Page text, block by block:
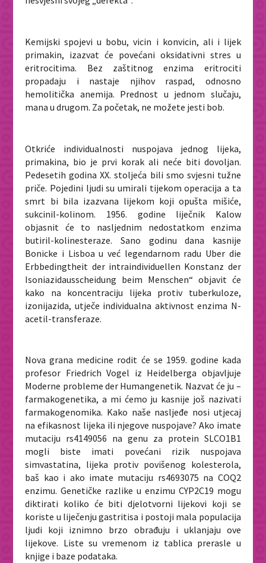
Kemijski spojevi u bobu, vicin i konvicin, ali i lijek
primakin, izazvat će povećani oksidativni stres u
eritrocitima. Bez zaštitnog enzima eritrociti
propadaju i nastaje njihov raspad, odnosno
hemolitička anemija. Prednost u jednom slučaju,
mana u drugom. Za početak, ne možete jesti bob.
Otkriće individualnosti nuspojava jednog lijeka,
primakina, bio je prvi korak ali neće biti dovoljan.
Pedesetih godina XX. stoljeća bili smo svjesni tužne
priče. Pojedini ljudi su umirali tijekom operacija a ta
smrt bi bila izazvana lijekom koji opušta mišiće,
sukcinil-kolinom. 1956. godine liječnik Kalow
objasnit će to nasljednim nedostatkom enzima
butiril-kolinesteraze. Sano godinu dana kasnije
Bonicke i Lisboa u već legendarnom radu Uber die
Erbbedingtheit der intraindividuellen Konstanz der
Isoniazidausscheidung beim Menschen“ objavit će
kako na koncentraciju lijeka protiv tuberkuloze,
izonijazida, utječe individualna aktivnost enzima N-
acetil-transferaze.
Nova grana medicine rodit će se 1959. godine kada
profesor Friedrich Vogel iz Heidelberga objavljuje
Moderne probleme der Humangenetik. Nazvat će ju –
farmakogenetika, a mi ćemo ju kasnije još nazivati
farmakogenomika. Kako naše nasljeđe nosi utjecaj
na efikasnost lijeka ili njegove nuspojave? Ako imate
mutaciju rs4149056 na genu za protein SLCO1B1
mogli biste imati povećani rizik nuspojava
simvastatina, lijeka protiv povišenog kolesterola,
baš kao i ako imate mutaciju rs4693075 na COQ2
enzimu. Genetičke razlike u enzimu CYP2C19 mogu
diktirati koliko će biti djelotvorni lijekovi koji se
koriste u liječenju gastritisa i postoji mala populacija
ljudi koji iznimno brzo obrađuju i uklanjaju ove
lijekove. Liste su vremenom iz tablica prerasle u
knjige i baze podataka.